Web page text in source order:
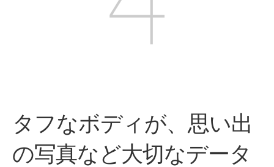
タフなボディが、 思い出
の写真など大切なデータ